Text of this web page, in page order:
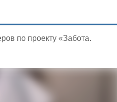
по проекту «Забота.